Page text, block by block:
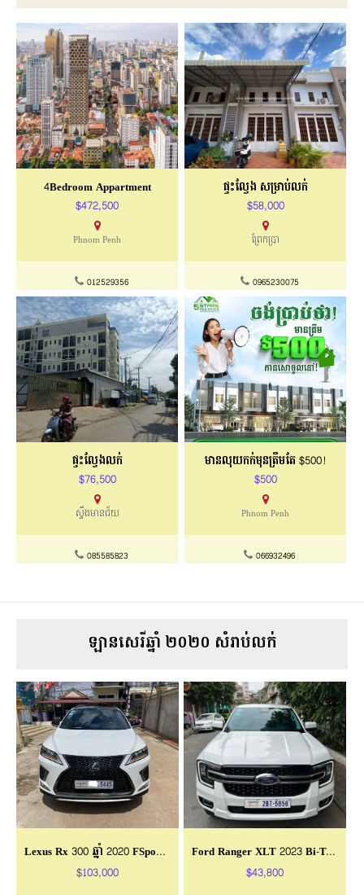
4Bedroom Appartment
$472,500
Phnom Penh
012529356
ផ្ទះល្វែង សម្រាប់លក់
$58,000
ព្រែកប្រា
0965230075
ផ្ទះល្វែងលក់
$76,500
ស្ទឹងមានជ័យ
085585823
មានលុយកក់មុនត្រឹមតែ $500!
$500
Phnom Penh
066932496
ឡានសេរីឆ្នាំ ២០២០ សំរាប់លក់
Lexus Rx 300 ឆ្នាំ 2020 FSport Full
$103,000
Ford Ranger XLT 2023 Bi-Turbo
$43,800